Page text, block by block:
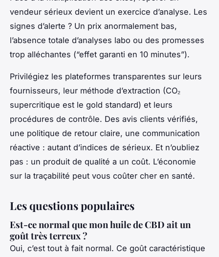
vendeur sérieux devient un exercice d’analyse. Les
signes d’alerte ? Un prix anormalement bas,
l’absence totale d’analyses labo ou des promesses
trop alléchantes (“effet garanti en 10 minutes”).
Privilégiez les plateformes transparentes sur leurs
fournisseurs, leur méthode d’extraction (CO₂
supercritique est le gold standard) et leurs
procédures de contrôle. Des avis clients vérifiés,
une politique de retour claire, une communication
réactive : autant d’indices de sérieux. Et n’oubliez
pas : un produit de qualité a un coût. L’économie
sur la traçabilité peut vous coûter cher en santé.
Les questions populaires
Est-ce normal que mon huile de CBD ait un
goût très terreux ?
Oui, c’est tout à fait normal. Ce goût caractéristique